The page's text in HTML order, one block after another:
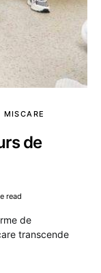
MISCARE
de
read
de
transcende